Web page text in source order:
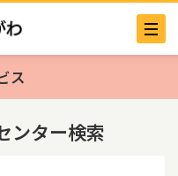
ス
ンター検索